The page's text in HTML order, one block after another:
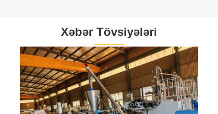
Xəbər Tövsiyələri